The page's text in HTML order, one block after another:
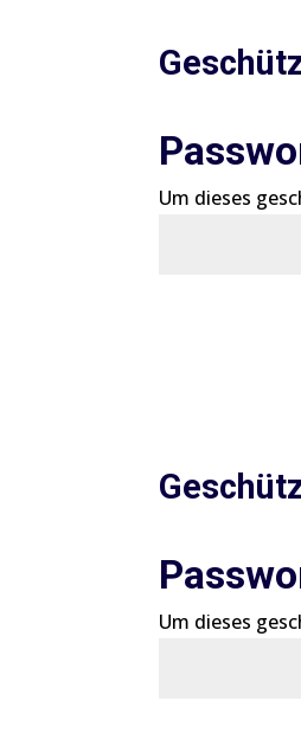
Um dieses
Um dieses